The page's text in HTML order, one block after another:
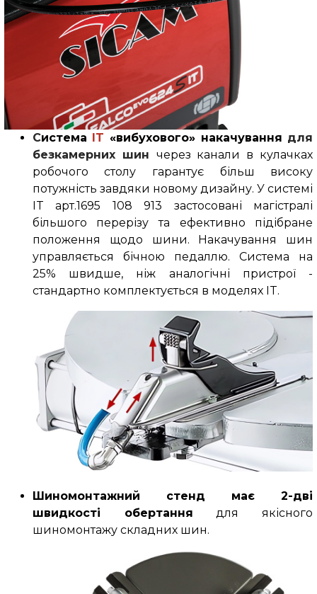
Система IT «вибухового» накачування для
безкамерних шин через канали в кулачках
робочого столу гарантує більш високу
потужність завдяки новому дизайну. У системі
IT арт.1695 108 913 застосовані магістралі
більшого перерізу та ефективно підібране
положення щодо шини. Накачування шин
управляється бічною педаллю. Система на
25% швидше, ніж аналогічні пристрої -
стандартно комплектується в моделях IT.
Шиномонтажний стенд має 2-дві
швидкості обертання для якісного
шиномонтажу складних шин.